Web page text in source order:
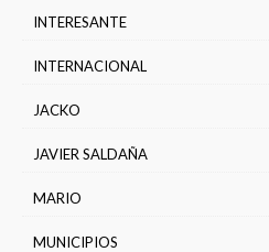
INTERESANTE
INTERNACIONAL
JACKO
JAVIER SALDAÑA
MARIO
MUNICIPIOS